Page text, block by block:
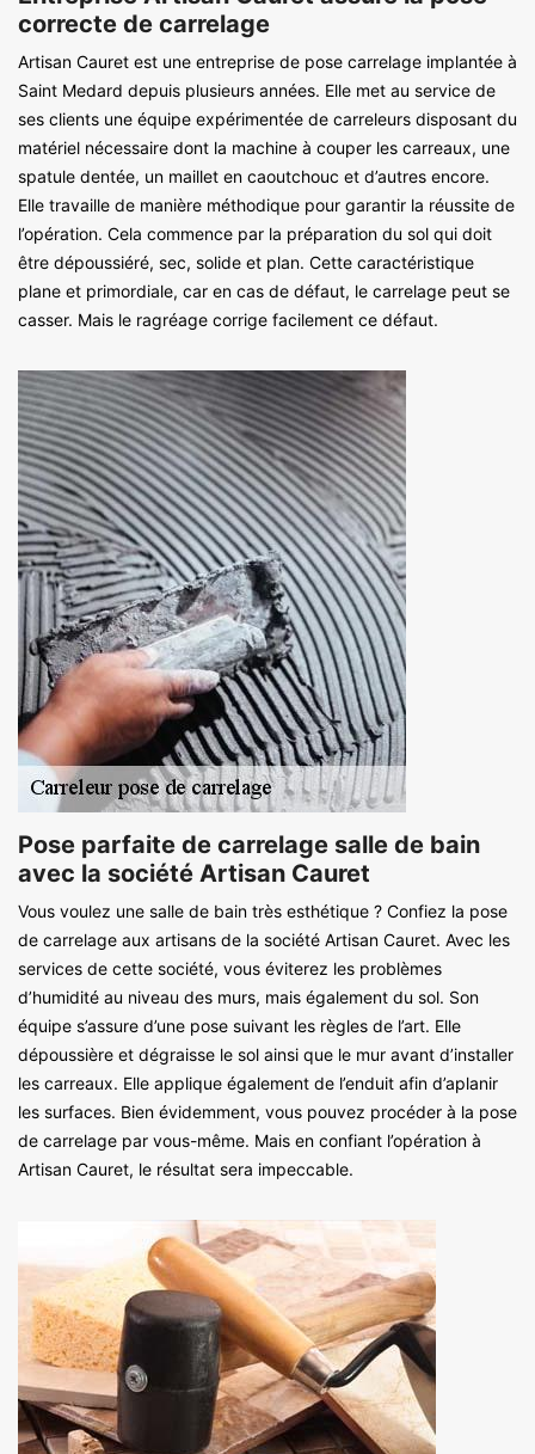
correcte de carrelage
Artisan Cauret est une entreprise de pose carrelage implantée à
Saint Medard depuis plusieurs années. Elle met au service de
ses clients une équipe expérimentée de carreleurs disposant du
matériel nécessaire dont la machine à couper les carreaux, une
spatule dentée, un maillet en caoutchouc et d’autres encore.
Elle travaille de manière méthodique pour garantir la réussite de
l’opération. Cela commence par la préparation du sol qui doit
être dépoussiéré, sec, solide et plan. Cette caractéristique
plane et primordiale, car en cas de défaut, le carrelage peut se
casser. Mais le ragréage corrige facilement ce défaut.
Pose parfaite de carrelage salle de bain
avec la société Artisan Cauret
Vous voulez une salle de bain très esthétique ? Confiez la pose
de carrelage aux artisans de la société Artisan Cauret. Avec les
services de cette société, vous éviterez les problèmes
d’humidité au niveau des murs, mais également du sol. Son
équipe s’assure d’une pose suivant les règles de l’art. Elle
dépoussière et dégraisse le sol ainsi que le mur avant d’installer
les carreaux. Elle applique également de l’enduit afin d’aplanir
les surfaces. Bien évidemment, vous pouvez procéder à la pose
de carrelage par vous-même. Mais en confiant l’opération à
Artisan Cauret, le résultat sera impeccable.